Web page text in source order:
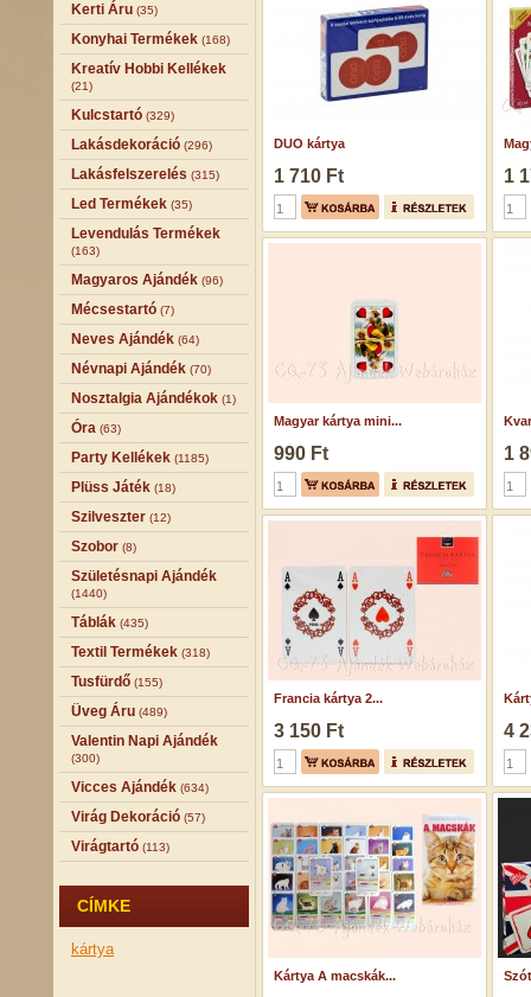
Kerti Áru (35)
Konyhai Termékek (168)
Kreatív Hobbi Kellékek
(21)
Kulcstartó (329)
Lakásdekoráció (296)
Lakásfelszerelés (315)
Led Termékek (35)
Levendulás Termékek
(163)
Magyaros Ajándék (96)
Mécsestartó (7)
Neves Ajándék (64)
Névnapi Ajándék (70)
Nosztalgia Ajándékok (1)
Óra (63)
Party Kellékek (1185)
Plüss Játék (18)
Szilveszter (12)
Szobor (8)
Születésnapi Ajándék
(1440)
Táblák (435)
Textil Termékek (318)
Tusfürdő (155)
Üveg Áru (489)
Valentin Napi Ajándék
(300)
Vicces Ajándék (634)
Virág Dekoráció (57)
Virágtartó (113)
CÍMKE
kártya
DUO kártya
1 710 Ft 1
Magyar kártya mini...
990 Ft 1
Francia kártya 2...
3 150 Ft 4
Kártya A macskák...